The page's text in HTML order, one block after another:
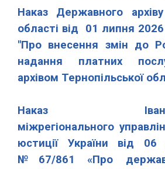
Наказ Державного архіву
області від 01 липня
"Про внесення змін до
надання платних
архівом Тернопільської
Наказ Івано-
міжрегіонального
юстиції України від
№67/861 «Про